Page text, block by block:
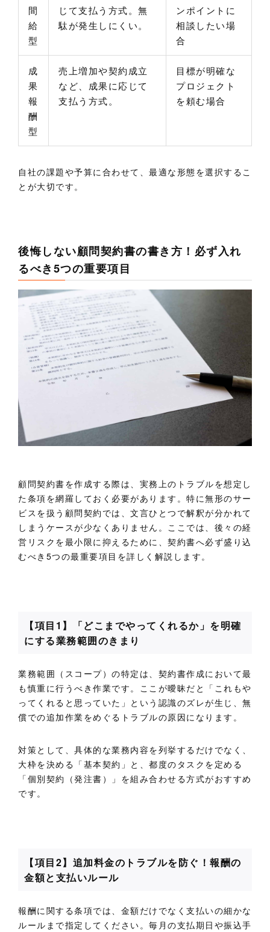
間
給
型
じて支払う方式。無
駄が発生しにくい。
ンポイントに
相談したい場
合
成
果
報
酬
型
売上増加や契約成立
など、成果に応じて
支払う方式。
目標が明確な
プロジェクト
を頼む場合
自社の課題や予算に合わせて、最適な形態を選択するこ
とが大切です。
後悔しない顧問契約書の書き方！必ず入れ
るべき5つの重要項目
顧問契約書を作成する際は、実務上のトラブルを想定し
た条項を網羅しておく必要があります。特に無形のサー
ビスを扱う顧問契約では、文言ひとつで解釈が分かれて
しまうケースが少なくありません。ここでは、後々の経
営リスクを最小限に抑えるために、契約書へ必ず盛り込
むべき5つの最重要項目を詳しく解説します。
【項目1】「どこまでやってくれるか」を明確
にする業務範囲のきまり
業務範囲（スコープ）の特定は、契約書作成において最
も慎重に行うべき作業です。ここが曖昧だと「これもや
ってくれると思っていた」という認識のズレが生じ、無
償での追加作業をめぐるトラブルの原因になります。
対策として、具体的な業務内容を列挙するだけでなく、
大枠を決める「基本契約」と、都度のタスクを定める
「個別契約（発注書）」を組み合わせる方式がおすすめ
です。
【項目2】追加料金のトラブルを防ぐ！報酬の
金額と支払いルール
報酬に関する条項では、金額だけでなく支払いの細かな
ルールまで指定してください。毎月の支払期日や振込手